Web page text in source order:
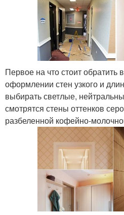
Первое на что стоит
оформлении стен узкого и
выбирать светлые,
смотрятся стены оттенков
разбеленной кофейно-